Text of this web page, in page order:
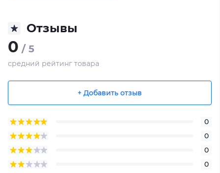
Отзывы
0 / 5
средний рейтинг товара
+ Добавить отзыв
0
0
0
0